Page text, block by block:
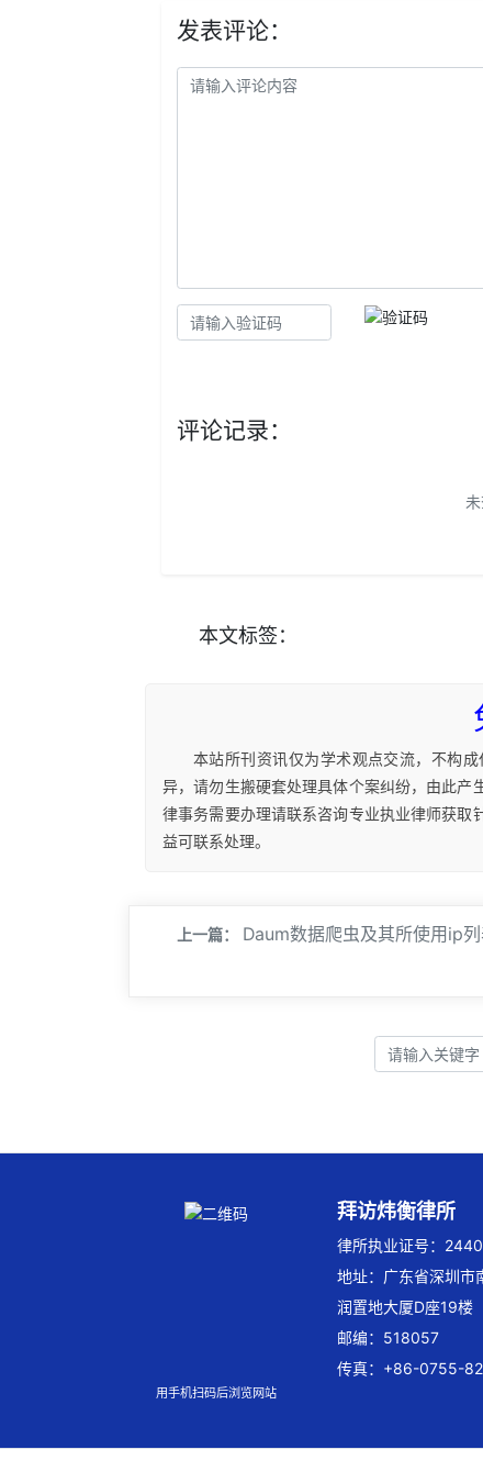
发表评论：
评论记录：
本文标签：
本站所刊资讯仅为学术观点交流，不构
异，请勿生搬硬套处理具体个案纠纷，由此产
律事务需要办理请联系咨询专业执业律师获取
益可联系处理。
上一篇： Daum数据爬虫及其所使用ip
用手机扫码后浏览网站
拜访炜衡律所
律所执业证号：
地址：广东省深圳市
润置地大厦D座19楼
邮编：518057
传真：+86-0755-